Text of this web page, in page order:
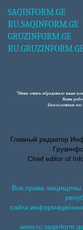
SAQINFORM.GE
RU.SAQINFORM.GE
GRUZINFORM.GE
Главный редактор
Chief editor of
Все права защищены.
сайта